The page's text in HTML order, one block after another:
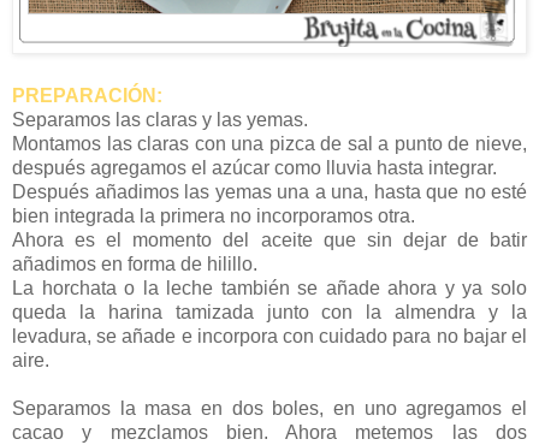
PREPARACIÓN:
Separamos las claras y las yemas.
Montamos las claras con una pizca de sal a punto de nieve,
después agregamos el azúcar como lluvia hasta integrar.
Después añadimos las yemas una a una, hasta que no esté
bien integrada la primera no incorporamos otra.
Ahora es el momento del aceite que sin dejar de batir
añadimos en forma de hilillo.
La horchata o la leche también se añade ahora y ya solo
queda la harina tamizada junto con la almendra y la
levadura, se añade e incorpora con cuidado para no bajar el
aire.
Separamos la masa en dos boles, en uno agregamos el
cacao y mezclamos bien. Ahora metemos las dos